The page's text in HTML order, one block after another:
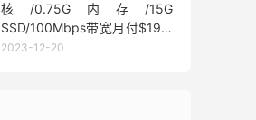
核/0.75G内存/15G
SSD/100Mbps带宽月付$19.9
起
2023-12-20